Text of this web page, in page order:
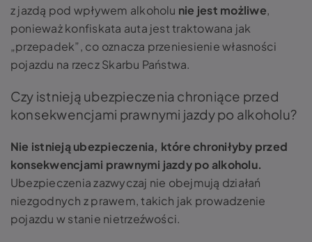
z jazdą pod wpływem alkoholu nie jest możliwe,
ponieważ konfiskata auta jest traktowana jak
„przepadek”, co oznacza przeniesienie własności
pojazdu na rzecz Skarbu Państwa.
Czy istnieją ubezpieczenia chroniące przed
konsekwencjami prawnymi jazdy po alkoholu?
Nie istnieją ubezpieczenia, które chroniłyby przed
konsekwencjami prawnymi jazdy po alkoholu.
Ubezpieczenia zazwyczaj nie obejmują działań
niezgodnych z prawem, takich jak prowadzenie
pojazdu w stanie nietrzeźwości.